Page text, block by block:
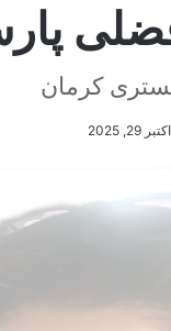
کرمان
اکتبر 29, 2025